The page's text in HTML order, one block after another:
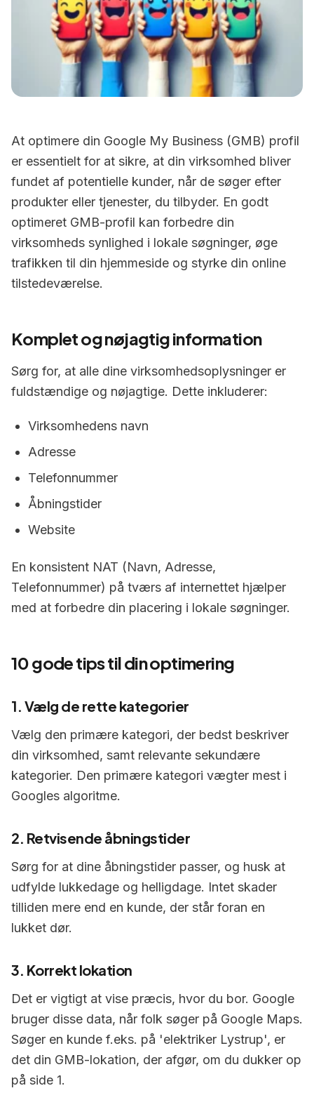
At optimere din Google My Business (GMB) profil
er essentielt for at sikre, at din virksomhed bliver
fundet af potentielle kunder, når de søger efter
produkter eller tjenester, du tilbyder. En godt
optimeret GMB-profil kan forbedre din
virksomheds synlighed i lokale søgninger, øge
trafikken til din hjemmeside og styrke din online
tilstedeværelse.
Komplet og nøjagtig information
Sørg for, at alle dine virksomhedsoplysninger er
fuldstændige og nøjagtige. Dette inkluderer:
Virksomhedens navn
Adresse
Telefonnummer
Åbningstider
Website
En konsistent NAT (Navn, Adresse,
Telefonnummer) på tværs af internettet hjælper
med at forbedre din placering i lokale søgninger.
10 gode tips til din optimering
1. Vælg de rette kategorier
Vælg den primære kategori, der bedst beskriver
din virksomhed, samt relevante sekundære
kategorier. Den primære kategori vægter mest i
Googles algoritme.
2. Retvisende åbningstider
Sørg for at dine åbningstider passer, og husk at
udfylde lukkedage og helligdage. Intet skader
tilliden mere end en kunde, der står foran en
lukket dør.
3. Korrekt lokation
Det er vigtigt at vise præcis, hvor du bor. Google
bruger disse data, når folk søger på Google Maps.
Søger en kunde f.eks. på 'elektriker Lystrup', er
det din GMB-lokation, der afgør, om du dukker op
på side 1.